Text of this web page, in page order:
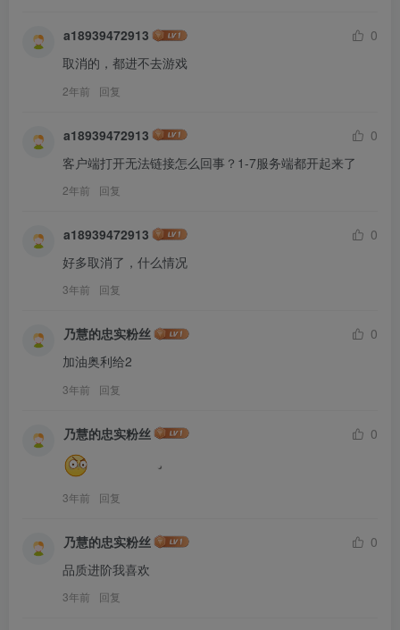
a18939472913
0
取消的，都进不去游戏
2年前 回复
a18939472913
0
客户端打开无法链接怎么回事？1-7服务端都开起来了
2年前 回复
a18939472913
0
好多取消了，什么情况
3年前 回复
乃慧的忠实粉丝
0
加油奥利给2
3年前 回复
乃慧的忠实粉丝 0
3年前 回复
乃慧的忠实粉丝
0
品质进阶我喜欢
3年前 回复